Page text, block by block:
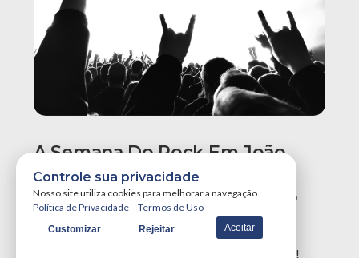
A Semana Do Rock Em João
Pessoa Promete Um Dos
Maiores Finais De Semana Do
Ano!
A Semana do Rock em João Pessoa tá destruidora!
Controle sua privacidade
Nosso site utiliza cookies para melhorar a navegação.
Política de Privacidade – Termos de Uso
Customizar Rejeitar Aceitar